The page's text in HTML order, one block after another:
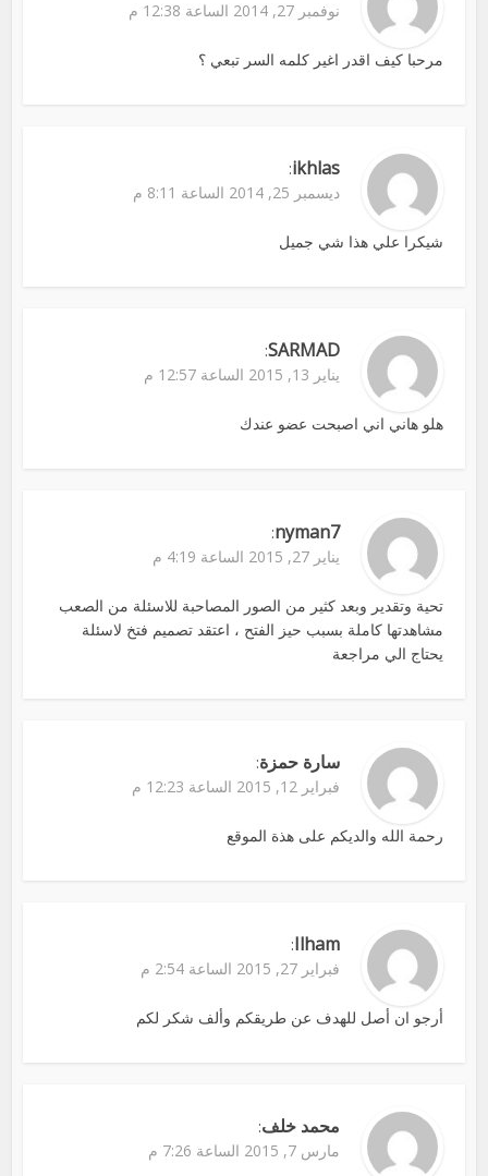
نوفمبر 27, 2014 الساعة 12:38 م
مرحبا كيف اقدر اغير كلمه السر تبعي ؟
ikhlas
:
ديسمبر 25, 2014 الساعة 8:11 م
شيكرا علي هذا شي جميل
SARMAD
:
يناير 13, 2015 الساعة 12:57 م
هلو هاني اني اصبحت عضو عندك
nyman7
:
يناير 27, 2015 الساعة 4:19 م
تحية وتقدير وبعد كثير من الصور المصاحبة للاسئلة من الصعب
مشاهدتها كاملة بسبب حيز الفتح ، اعتقد تصميم فتخ لاسئلة
يحتاج الي مراجعة
سارة حمزة:
فبراير 12, 2015 الساعة 12:23 م
رحمة الله والديكم على هذة الموقع
Ilham
:
فبراير 27, 2015 الساعة 2:54 م
أرجو ان أصل للهدف عن طريقكم وألف شكر لكم
محمد خلف:
مارس 7, 2015 الساعة 7:26 م